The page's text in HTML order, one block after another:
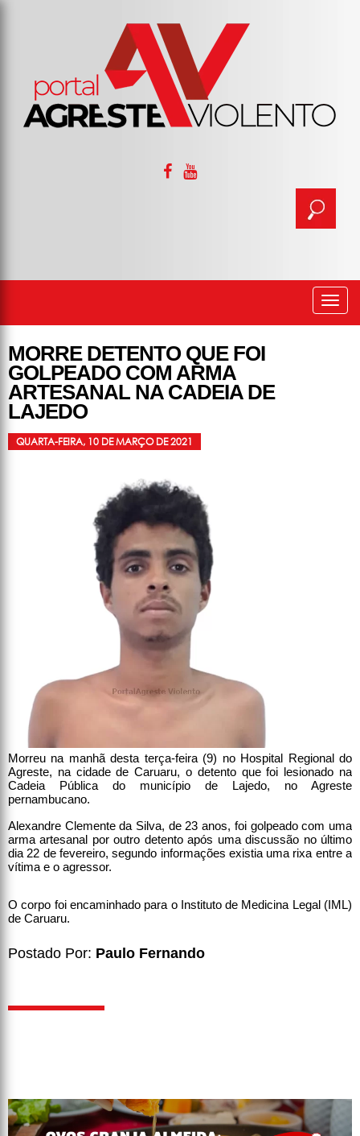
MORRE DETENTO QUE FOI
GOLPEADO COM ARMA
ARTESANAL NA CADEIA DE
LAJEDO
QUARTA-FEIRA, 10 DE MARÇO DE 2021
Morreu na manhã desta terça-feira (9) no Hospital Regional do
Agreste, na cidade de Caruaru, o detento que foi lesionado na
Cadeia Pública do município de Lajedo, no Agreste
pernambucano.
Alexandre Clemente da Silva, de 23 anos, foi golpeado com uma
arma artesanal por outro detento após uma discussão no último
dia 22 de fevereiro, segundo informações existia uma rixa entre a
vítima e o agressor.
O corpo foi encaminhado para o Instituto de Medicina Legal (IML)
de Caruaru.
Postado Por: Paulo Fernando